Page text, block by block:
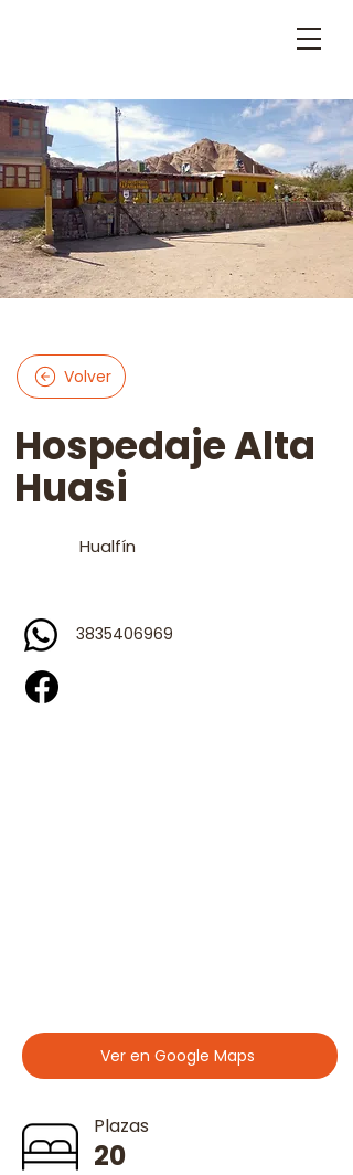
Volver
Hospedaje Alta
Huasi
Hualfín
3835406969
Ver en Google Maps
Plazas
20